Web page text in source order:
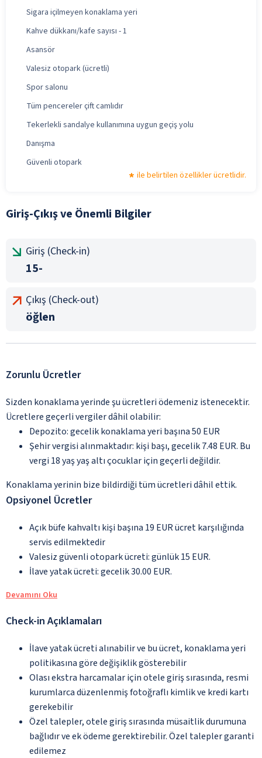
Sigara içilmeyen konaklama yeri
Kahve dükkanı/kafe sayısı - 1
Asansör
Valesiz otopark (ücretli)
Spor salonu
Tüm pencereler çift camlıdır
Tekerlekli sandalye kullanımına uygun geçiş yolu
Danışma
Güvenli otopark
ile belirtilen özellikler ücretlidir.
Giriş-Çıkış ve Önemli Bilgiler
Giriş (Check-in)
15-
Çıkış (Check-out)
öğlen
Zorunlu Ücretler
Sizden konaklama yerinde şu ücretleri ödemeniz istenecektir.
Ücretlere geçerli vergiler dâhil olabilir:
Depozito: gecelik konaklama yeri başına 50 EUR
Şehir vergisi alınmaktadır: kişi başı, gecelik 7.48 EUR. Bu
vergi 18 yaş yaş altı çocuklar için geçerli değildir.
Konaklama yerinin bize bildirdiği tüm ücretleri dâhil ettik.
Opsiyonel Ücretler
Açık büfe kahvaltı kişi başına 19 EUR ücret karşılığında
servis edilmektedir
Valesiz güvenli otopark ücreti: günlük 15 EUR.
İlave yatak ücreti: gecelik 30.00 EUR.
Devamını Oku
Check-in Açıklamaları
İlave yatak ücreti alınabilir ve bu ücret, konaklama yeri
politikasına göre değişiklik gösterebilir
Olası ekstra harcamalar için otele giriş sırasında, resmi
kurumlarca düzenlenmiş fotoğraflı kimlik ve kredi kartı
gerekebilir
Özel talepler, otele giriş sırasında müsaitlik durumuna
bağlıdır ve ek ödeme gerektirebilir. Özel talepler garanti
edilemez